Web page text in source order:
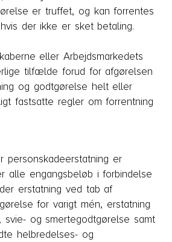
er truffet, og kan forrentes
der ikke er sket betaling.
eller Arbejdsmarkedets
tilfælde forud for afgørelsen
og godtgørelse helt eller
fastsatte regler om forrentning
personskadeerstatning er
alle engangsbeløb i forbindelse
erstatning ved tab af
for varigt mén, erstatning
og smertegodtgørelse samt
helbredelses- og